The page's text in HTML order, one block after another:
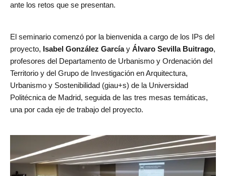
ante los retos que se presentan.
El seminario comenzó por la bienvenida a cargo de los IPs del
proyecto, Isabel González Garcíay Álvaro Sevilla Buitrago,
profesores del Departamento de Urbanismo y Ordenación del
Territorio y del Grupo de Investigación en Arquitectura,
Urbanismo y Sostenibilidad (giau+s) de la Universidad
Politécnica de Madrid, seguida de las tres mesas temáticas,
una por cada eje de trabajo del proyecto.